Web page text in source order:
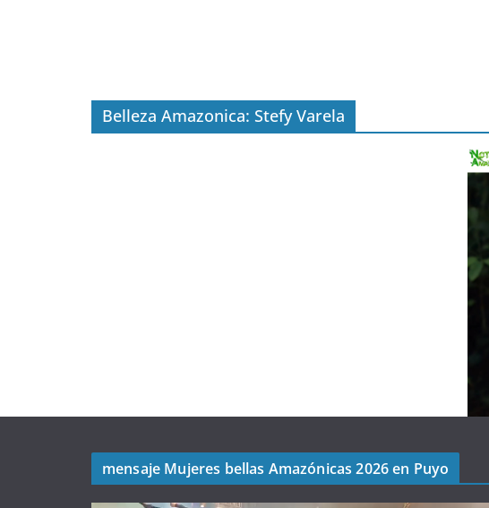
Belleza Amazonica: Stefy Varela
mensaje Mujeres bellas Amazónicas 2026 en Puyo